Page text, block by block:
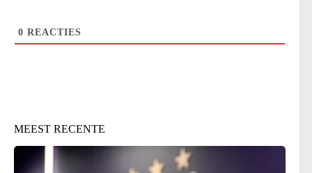
0 REACTIES
MEEST RECENTE